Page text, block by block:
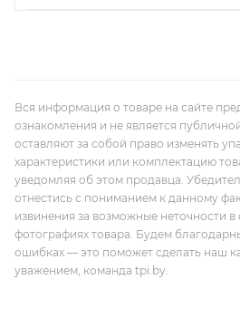
Вся информация о товаре на сайте
ознакомления и не является
оставляют за собой право изменять
характеристики или комплектацию
уведомляя об этом продавца.
отнестись с пониманием к данному
извинения за возможные неточности
фотографиях товара. Будем
ошибках — это поможет сделать наш
уважением, команда tpi.by.